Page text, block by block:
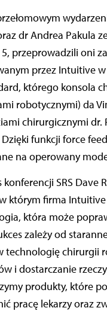
dr Andrea Pakula
5, przeprowadzili oni
przez Intuitive
którego konsola
robotycznymi) da
chirurgicznymi dr.
funkcji force
na operowany
konferencji SRS
którym firma
która może
zależy od
technologię chirurgii
i dostarczanie
produkty, które
pracę lekarzy oraz